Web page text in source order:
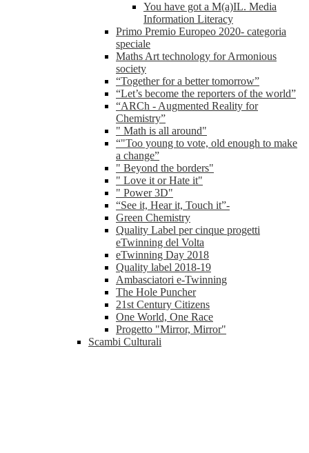
You have got a M(a)IL. Media
Information Literacy
Primo Premio Europeo 2020- categoria
speciale
Maths Art technology for Armonious
society
“Together for a better tomorrow”
“Let’s become the reporters of the world”
“ARCh - Augmented Reality for
Chemistry”
" Math is all around"
“"Too young to vote, old enough to make
a change”
" Beyond the borders"
" Love it or Hate it"
" Power 3D"
“See it, Hear it, Touch it”-
Green Chemistry
Quality Label per cinque progetti
eTwinning del Volta
eTwinning Day 2018
Quality label 2018-19
Ambasciatori e-Twinning
The Hole Puncher
21st Century Citizens
One World, One Race
Progetto "Mirror, Mirror"
Scambi Culturali